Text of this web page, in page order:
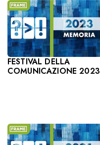
FESTIVAL DELLA
COMUNICAZIONE 2023